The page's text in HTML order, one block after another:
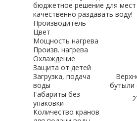
бюджетное решение для мест
качественно раздавать воду!
Производитель
Цвет
Мощность нагрева
Произв. нагрева
Охлаждение
Защита от детей
Загрузка, подача
воды
бутыли
Габариты без
упаковки
Количество кранов